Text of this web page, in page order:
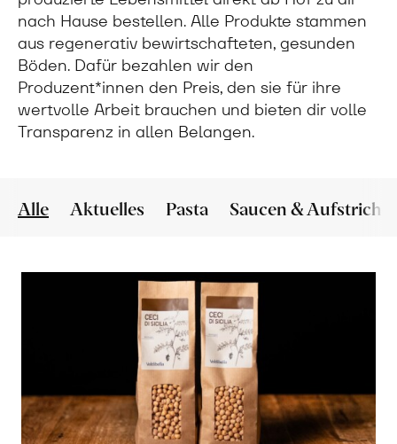
nach Hause bestellen. Alle Produkte stammen
aus regenerativ bewirtschafteten, gesunden
Böden. Dafür bezahlen wir den
Produzent*innen den Preis, den sie für ihre
wertvolle Arbeit brauchen und bieten dir volle
Transparenz in allen Belangen.
Alle Aktuelles Pasta Saucen & Aufstriche